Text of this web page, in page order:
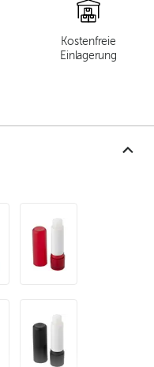
Kostenfreie
Einlagerung